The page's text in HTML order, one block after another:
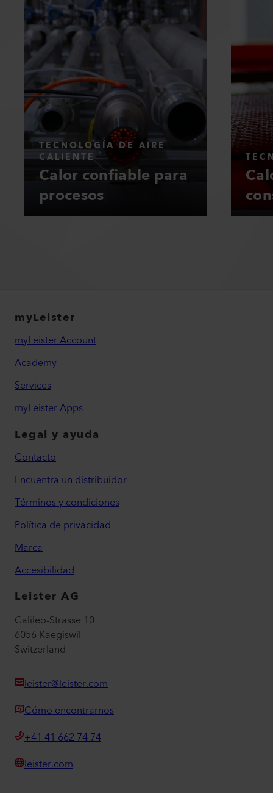
TECNOLOGÍA DE AIRE
CALIENTE
Calor confiable para
procesos
myLeister
myLeister Account
Academy
Services
myLeister Apps
Legal y ayuda
Contacto
Encuentra un distribuidor
Términos y condiciones
Política de privacidad
Marca
Accesibilidad
Leister AG
Galileo-Strasse 10
6056 Kaegiswil
Switzerland
leister@leister.com
Cómo encontrarnos
+41 41 662 74 74
leister.com